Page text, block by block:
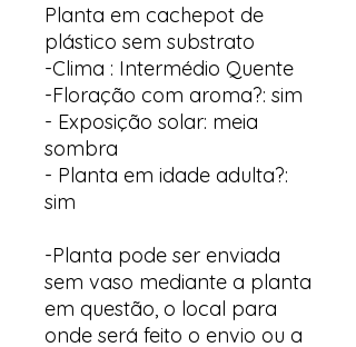
Planta em cachepot de
plástico sem substrato
-Clima : Intermédio Quente
-Floração com aroma?: sim
- Exposição solar: meia
sombra
- Planta em idade adulta?:
sim
-Planta pode ser enviada
sem vaso mediante a planta
em questão, o local para
onde será feito o envio ou a